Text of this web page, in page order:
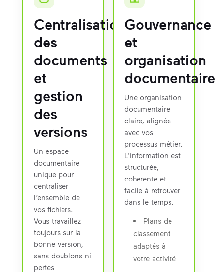
Centralisation
des
documents
et
gestion
des
versions
Un espace
documentaire
unique pour
centraliser
l’ensemble de
vos fichiers.
Vous travaillez
toujours sur la
bonne version,
sans doublons ni
pertes
Gouvernance
et
organisation
documentaire
Une organisation
documentaire
claire, alignée
avec vos
processus métier.
L’information est
structurée,
cohérente et
facile à retrouver
dans le temps.
Plans de
classement
adaptés à
votre activité